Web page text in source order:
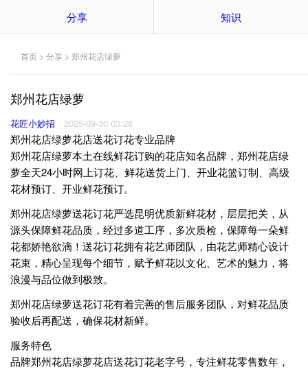
分享 知识
首页 > 分享 > 郑州花店绿萝
郑州花店绿萝
花匠小妙招 2025-09-30 03:28
郑州花店绿萝花店送花订花专业品牌
郑州花店绿萝本土在线鲜花订购的花店知名品牌，郑州花店绿
萝全天24小时网上订花、鲜花送货上门、开业花篮订制、高级
花材预订、开业鲜花预订。
郑州花店绿萝送花订花严选昆明优质新鲜花材，层层把关，从
源头保障鲜花品质，经过多道工序，多次质检，保障每一朵鲜
花都娇艳欲滴！送花订花拥有花艺师团队，由花艺师精心设计
花束，精心呈现每个细节，赋予鲜花以文化、艺术的魅力，将
浪漫与品位做到极致。
郑州花店绿萝送花订花有着完善的售后服务团队，对鲜花品质
验收后再配送，确保花材新鲜。
服务特色
品牌郑州花店绿萝花店送花订花老字号，专注鲜花零售数年，